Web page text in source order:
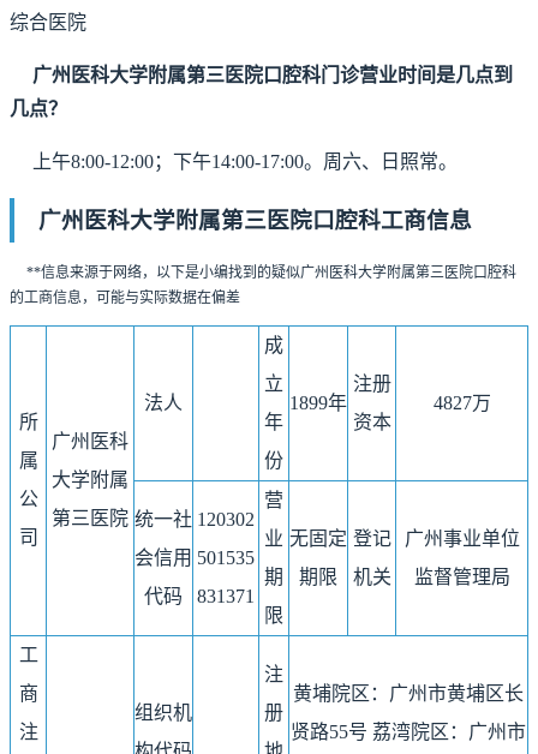
综合医院
广州医科大学附属第三医院口腔科门诊营业时间是几点到
几点？
上午8:00-12:00；下午14:00-17:00。周六、日照常。
广州医科大学附属第三医院口腔科工商信息
**信息来源于网络，以下是小编找到的疑似广州医科大学附属第三医院口腔科
的工商信息，可能与实际数据在偏差
所
属
公
司
广州医科
大学附属
第三医院
法人
成
立
年
份
1899年
注册
资本
4827万
统一社
会信用
代码
120302
501535
831371
营
业
期
限
无固定
期限
登记
机关
广州事业单位
监督管理局
工
商
注
组织机
注
册
黄埔院区：广州市黄埔区长
贤路55号 荔湾院区：广州市